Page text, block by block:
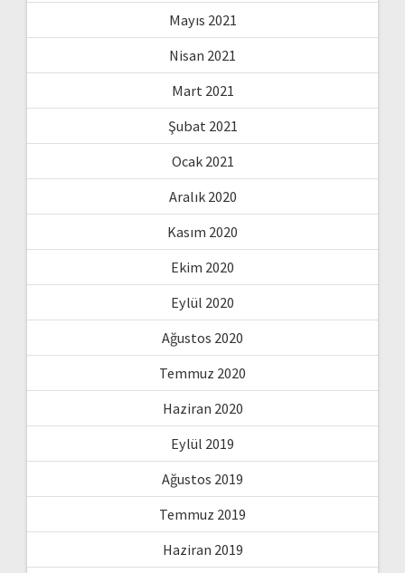
Mayıs 2021
Nisan 2021
Mart 2021
Şubat 2021
Ocak 2021
Aralık 2020
Kasım 2020
Ekim 2020
Eylül 2020
Ağustos 2020
Temmuz 2020
Haziran 2020
Eylül 2019
Ağustos 2019
Temmuz 2019
Haziran 2019